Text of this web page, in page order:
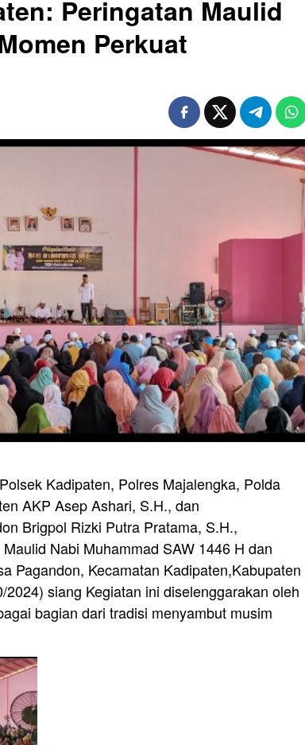
Peringatan Maulid
Perkuat
Kadipaten, Polres Majalengka, Polda
AKP Asep Ashari, S.H., dan
Brigpol Rizki Putra Pratama, S.H.,
Nabi Muhammad SAW 1446 H dan
Pagandon, Kecamatan Kadipaten,Kabupaten
siang Kegiatan ini diselenggarakan oleh
bagian dari tradisi menyambut musim